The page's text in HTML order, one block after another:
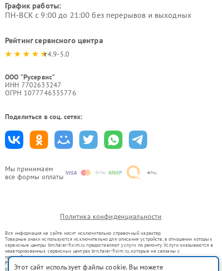
Мы принимаем
все формы оплаты
График работы:
ПН-ВСК с 9:00 до 21:00 без перерывов и выходных
Рейтинг сервисного центра
4.9-5.0
ООО "Русервис"
ИНН 7702633247
ОГРН 1077746335776
Поделиться в соц. сетях:
Политика конфиденциальности
Вся информация на сайте носит исключительно справочный характер.
Товарные знаки используются исключительно для описания устройств, в отношении которых
сервисные центры brn.haier-fixim.ru предоставляют услуги по ремонту. Услуги оказываются в
неавторизованных сервисных центрах brn.haier-fixim.ru, которые не связаны с
правообладателями товарных знаков или их официальными представителями.
Ремонт осуществляется для устройств, уже введенных в гражданский оборот в соответствии
со статьей 1487 ГК РФ.
Этот сайт использует файлы cookie. Вы можете